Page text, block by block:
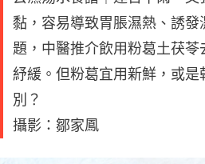
黏，容易導致胃脹濕熱、誘發
題，中醫推介飲用粉葛土茯
紓緩。但粉葛宜用新鮮，或
別？
攝影：鄒家鳳